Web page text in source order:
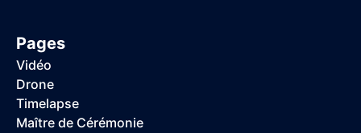
Pages
Vidéo
Drone
Timelapse
Maître de Cérémonie